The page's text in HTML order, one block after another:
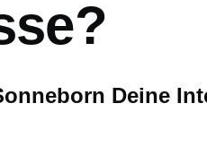
Deine